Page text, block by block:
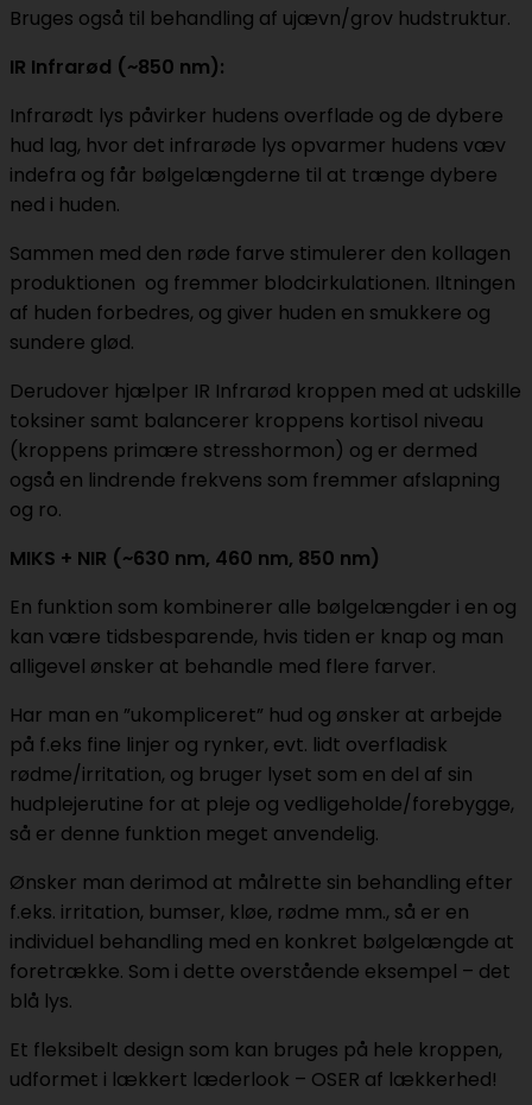
Bruges også til behandling af ujævn/grov hudstruktur.
IR Infrarød (~850 nm):
Infrarødt lys påvirker hudens overflade og de dybere
hud lag, hvor det infrarøde lys opvarmer hudens væv
indefra og får bølgelængderne til at trænge dybere
ned i huden.
Sammen med den røde farve stimulerer den kollagen
produktionen og fremmer blodcirkulationen. Iltningen
af huden forbedres, og giver huden en smukkere og
sundere glød.
Derudover hjælper IR Infrarød kroppen med at udskille
toksiner samt balancerer kroppens kortisol niveau
(kroppens primære stresshormon) og er dermed
også en lindrende frekvens som fremmer afslapning
og ro.
MIKS + NIR (~630 nm, 460 nm, 850 nm)
En funktion som kombinerer alle bølgelængder i en og
kan være tidsbesparende, hvis tiden er knap og man
alligevel ønsker at behandle med flere farver.
Har man en ”ukompliceret” hud og ønsker at arbejde
på f.eks fine linjer og rynker, evt. lidt overfladisk
rødme/irritation, og bruger lyset som en del af sin
hudplejerutine for at pleje og vedligeholde/forebygge,
så er denne funktion meget anvendelig.
Ønsker man derimod at målrette sin behandling efter
f.eks. irritation, bumser, kløe, rødme mm., så er en
individuel behandling med en konkret bølgelængde at
foretrække. Som i dette overstående eksempel – det
blå lys.
Et fleksibelt design som kan bruges på hele kroppen,
udformet i lækkert læderlook – OSER af lækkerhed!